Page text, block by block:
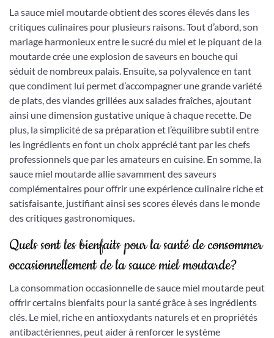
La sauce miel moutarde obtient des scores élevés dans les
critiques culinaires pour plusieurs raisons. Tout d’abord, son
mariage harmonieux entre le sucré du miel et le piquant de la
moutarde crée une explosion de saveurs en bouche qui
séduit de nombreux palais. Ensuite, sa polyvalence en tant
que condiment lui permet d’accompagner une grande variété
de plats, des viandes grillées aux salades fraîches, ajoutant
ainsi une dimension gustative unique à chaque recette. De
plus, la simplicité de sa préparation et l’équilibre subtil entre
les ingrédients en font un choix apprécié tant par les chefs
professionnels que par les amateurs en cuisine. En somme, la
sauce miel moutarde allie savamment des saveurs
complémentaires pour offrir une expérience culinaire riche et
satisfaisante, justifiant ainsi ses scores élevés dans le monde
des critiques gastronomiques.
Quels sont les bienfaits pour la santé de consommer
occasionnellement de la sauce miel moutarde?
La consommation occasionnelle de sauce miel moutarde peut
offrir certains bienfaits pour la santé grâce à ses ingrédients
clés. Le miel, riche en antioxydants naturels et en propriétés
antibactériennes, peut aider à renforcer le système